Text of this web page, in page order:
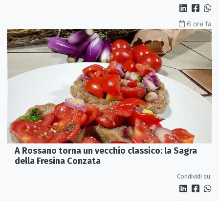
6 ore fa
A Rossano torna un vecchio classico: la Sagra
della Fresina Conzata
Condividi su: